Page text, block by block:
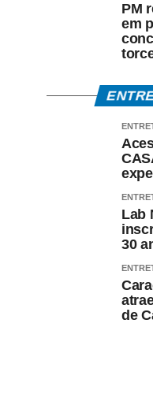
PM
em
Lab
30
de